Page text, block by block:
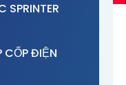
SPRINTER
CỐP ĐIỆN